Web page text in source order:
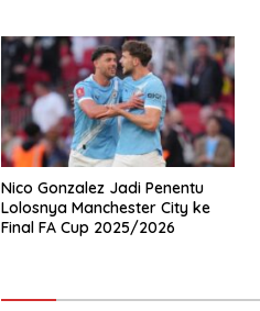
Nico Gonzalez Jadi Penentu
Lolosnya Manchester City ke
Final FA Cup 2025/2026